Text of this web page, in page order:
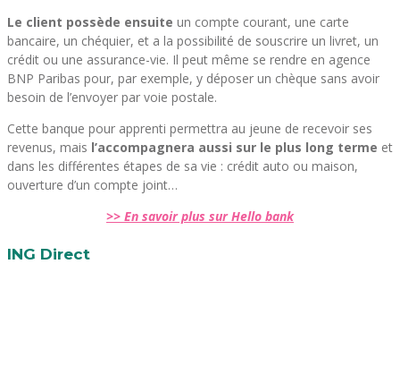
Le client possède ensuite un compte courant, une carte
bancaire, un chéquier, et a la possibilité de souscrire un livret, un
crédit ou une assurance-vie. Il peut même se rendre en agence
BNP Paribas pour, par exemple, y déposer un chèque sans avoir
besoin de l’envoyer par voie postale.
Cette banque pour apprenti permettra au jeune de recevoir ses
revenus, mais l’accompagnera aussi sur le plus long terme et
dans les différentes étapes de sa vie : crédit auto ou maison,
ouverture d’un compte joint…
>> En savoir plus sur Hello bank
ING Direct